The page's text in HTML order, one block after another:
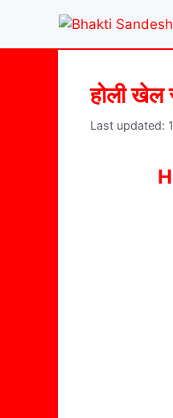
content
होली खेल